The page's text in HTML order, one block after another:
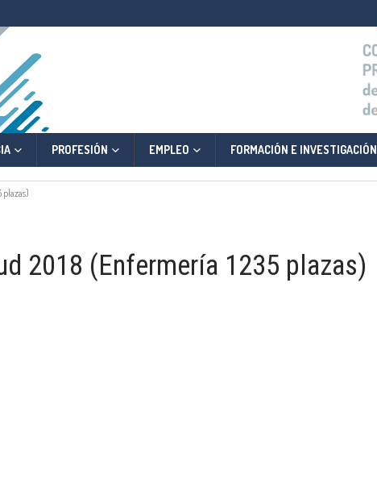
PROFESIÓN EMPLEO FORMACIÓN E INVESTIGACIÓN
plazas)
2018 (Enfermería 1235 plazas)